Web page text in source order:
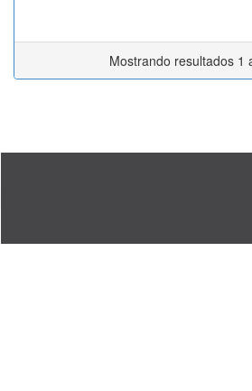
Mostrando resultados 1